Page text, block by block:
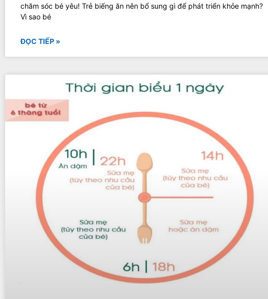
chăm sóc bé yêu! Trẻ biếng ăn nên bổ sung gì để phát triển khỏe mạnh?
Vì sao bé
ĐỌC TIẾP »